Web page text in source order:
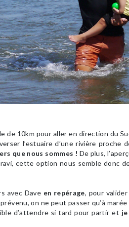
de 10km pour aller en direction du
l’estuaire d’une rivière proche
que nous sommes ! De plus,
cette option nous semble donc
avec Dave en repérage, pour
on ne peut passer qu’à marée
d’attendre si tard pour partir et